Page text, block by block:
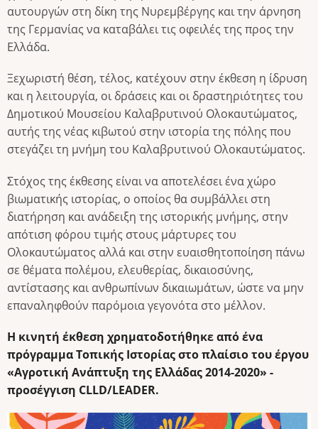
αυτουργών στη δίκη της Νυρεμβέργης και την άρνηση
της Γερμανίας να καταβάλει τις οφειλές της προς την
Ελλάδα.
Ξεχωριστή θέση, τέλος, κατέχουν στην έκθεση η ίδρυση
και η λειτουργία, οι δράσεις και οι δραστηριότητες του
Δημοτικού Μουσείου Καλαβρυτινού Ολοκαυτώματος,
αυτής της νέας κιβωτού στην ιστορία της πόλης που
στεγάζει τη μνήμη του Καλαβρυτινού Ολοκαυτώματος.
Στόχος της έκθεσης είναι να αποτελέσει ένα χώρο
βιωματικής ιστορίας, ο οποίος θα συμβάλλει στη
διατήρηση και ανάδειξη της ιστορικής μνήμης, στην
απότιση φόρου τιμής στους μάρτυρες του
Ολοκαυτώματος αλλά και στην ευαισθητοποίηση πάνω
σε θέματα πολέμου, ελευθερίας, δικαιοσύνης,
αντίστασης και ανθρωπίνων δικαιωμάτων, ώστε να μην
επαναληφθούν παρόμοια γεγονότα στο μέλλον.
Η κινητή έκθεση χρηματοδοτήθηκε από ένα
πρόγραμμα Τοπικής Ιστορίας στο πλαίσιο του έργου
«Αγροτική Ανάπτυξη της Ελλάδας 2014-2020» -
προσέγγιση CLLD/LEADER.